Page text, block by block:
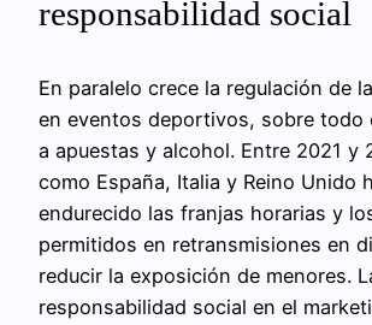
responsabilidad social
En paralelo crece la regulación de
en eventos deportivos, sobre todo
a apuestas y alcohol. Entre 2021 y
como España, Italia y Reino Unido
endurecido las franjas horarias y
permitidos en retransmisiones en
reducir la exposición de menores.
responsabilidad social en el